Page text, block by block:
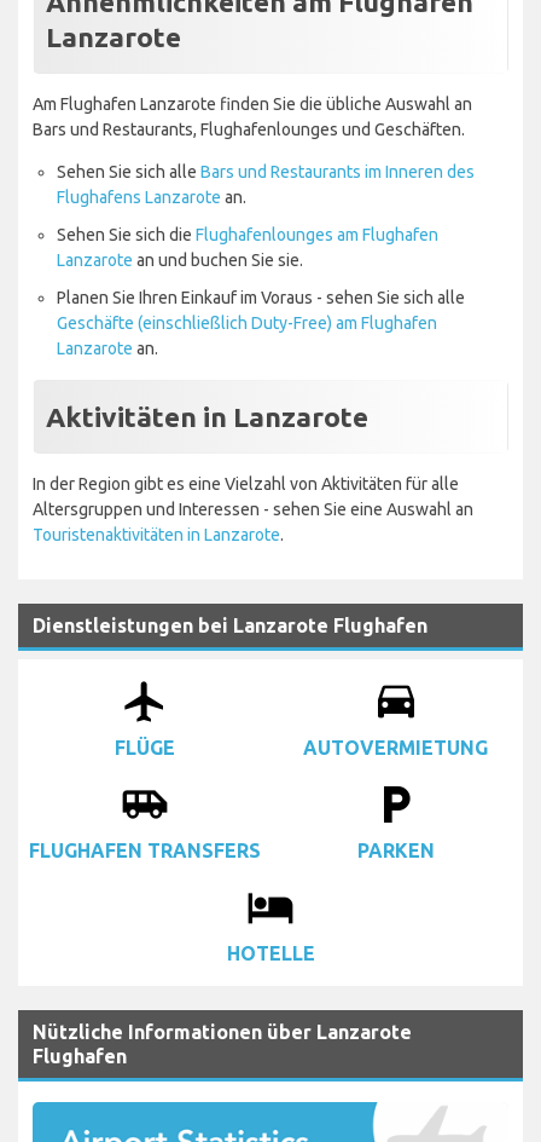
Lanzarote
Am Flughafen Lanzarote finden Sie die übliche Auswahl an
Bars und Restaurants, Flughafenlounges und Geschäften.
Sehen Sie sich alle Bars und Restaurants im Inneren des
Flughafens Lanzarote an.
Sehen Sie sich die Flughafenlounges am Flughafen
Lanzarote an und buchen Sie sie.
Planen Sie Ihren Einkauf im Voraus - sehen Sie sich alle
Geschäfte (einschließlich Duty-Free) am Flughafen
Lanzarote an.
Aktivitäten in Lanzarote
In der Region gibt es eine Vielzahl von Aktivitäten für alle
Altersgruppen und Interessen - sehen Sie eine Auswahl an
Touristenaktivitäten in Lanzarote.
Dienstleistungen bei Lanzarote Flughafen
airplanemode_active
FLÜGE
drive_eta
AUTOVERMIETUNG
airport_shuttle
FLUGHAFEN TRANSFERS
local_parking
PARKEN
local_hotel
HOTELLE
Nützliche Informationen über Lanzarote
Flughafen